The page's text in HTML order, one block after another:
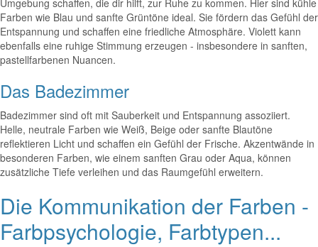
Umgebung schaffen, die dir hilft, zur Ruhe zu kommen. Hier sind kühle
Farben wie Blau und sanfte Grüntöne ideal. Sie fördern das Gefühl der
Entspannung und schaffen eine friedliche Atmosphäre. Violett kann
ebenfalls eine ruhige Stimmung erzeugen - insbesondere in sanften,
pastellfarbenen Nuancen.
Das Badezimmer
Badezimmer sind oft mit Sauberkeit und Entspannung assoziiert.
Helle, neutrale Farben wie Weiß, Beige oder sanfte Blautöne
reflektieren Licht und schaffen ein Gefühl der Frische. Akzentwände in
besonderen Farben, wie einem sanften Grau oder Aqua, können
zusätzliche Tiefe verleihen und das Raumgefühl erweitern.
Die Kommunikation der Farben -
Farbpsychologie, Farbtypen...